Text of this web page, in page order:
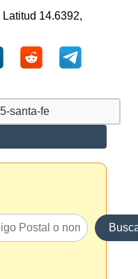
Latitud 14.6392,